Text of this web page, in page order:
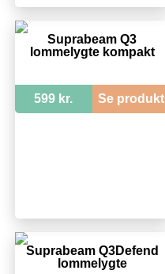
Suprabeam Q3
lommelygte kompakt
599 kr. Se produkt
Suprabeam Q3Defend
lommelygte